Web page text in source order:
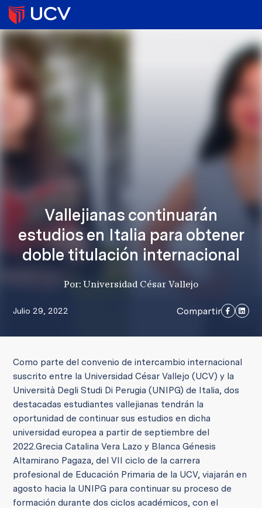
Vallejianas continuarán
estudios en Italia para obtener
doble titulación internacional
Por: Universidad César Vallejo
Julio 29, 2022 Compartir
Como parte del convenio de intercambio internacional
suscrito entre la Universidad César Vallejo (UCV) y la
Università Degli Studi Di Perugia (UNIPG) de Italia, dos
destacadas estudiantes vallejianas tendrán la
oportunidad de continuar sus estudios en dicha
universidad europea a partir de septiembre del
2022.Grecia Catalina Vera Lazo y Blanca Génesis
Altamirano Pagaza, del VII ciclo de la carrera
profesional de Educación Primaria de la UCV, viajarán en
agosto hacia la UNIPG para continuar su proceso de
formación durante dos ciclos académicos, con el